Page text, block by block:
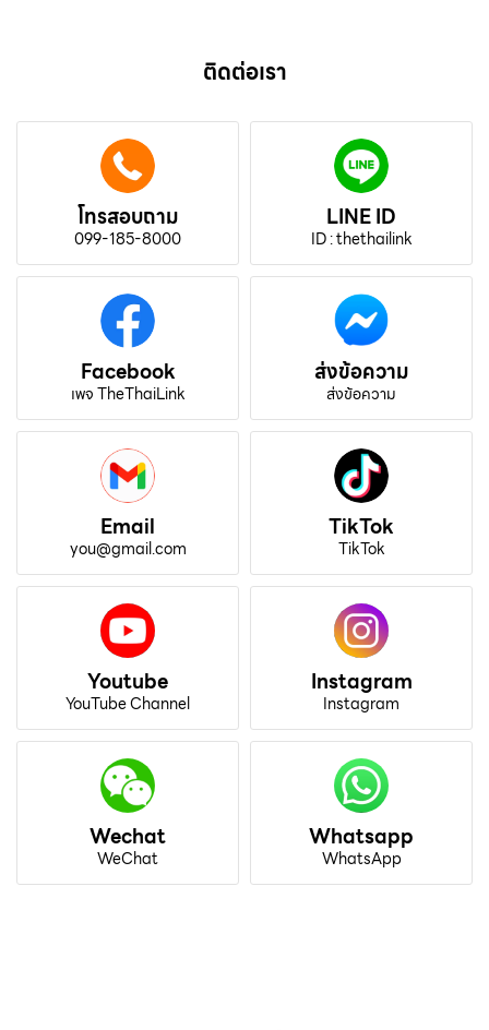
ติดต่อเรา
โทรสอบถาม
099-185-8000
LINE ID
ID : thethailink
Facebook
เพจ TheThaiLink
ส่งข้อความ
ส่งข้อความ
Email
you@gmail.com
TikTok
TikTok
Youtube
YouTube Channel
Instagram
Instagram
Wechat
WeChat
Whatsapp
WhatsApp